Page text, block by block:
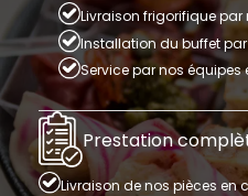
Livraison frigorifique par
Installation du buffet
Service par nos équipes
Prestation
Livraison de nos pièces en